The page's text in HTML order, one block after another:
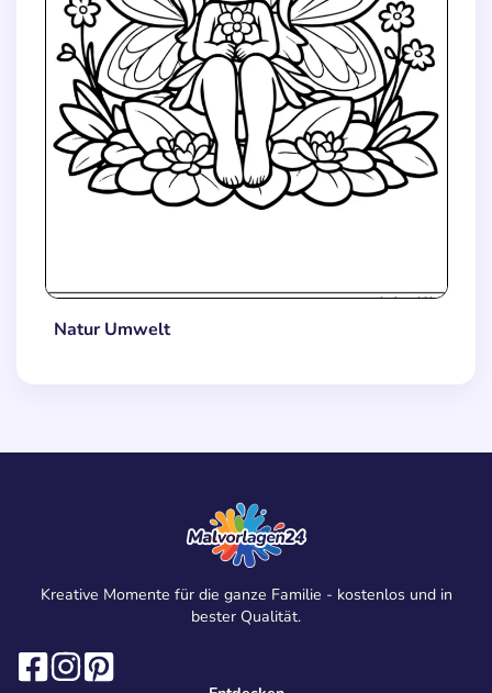
Natur Umwelt
Kreative Momente für die ganze Familie - kostenlos und in
bester Qualität.